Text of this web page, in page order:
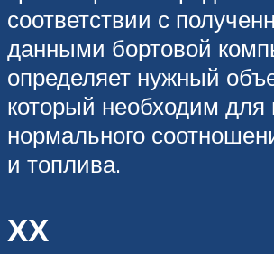
соответствии с
данными бортовой
определяет нужный
который необходим для
нормального
и топлива.
ХХ